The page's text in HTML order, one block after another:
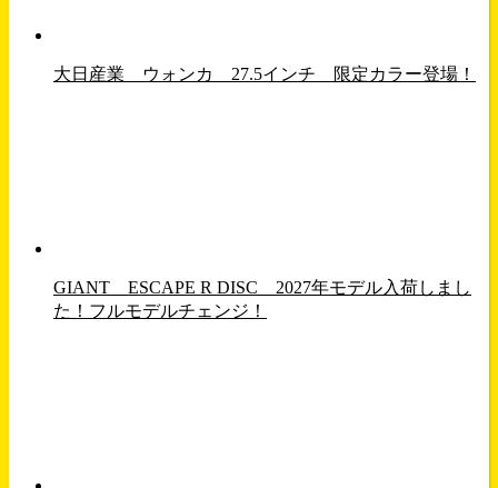
大日産業 ウォンカ 27.5インチ 限定カラー登場！
GIANT ESCAPE R DISC 2027年モデル入荷しまし
た！フルモデルチェンジ！